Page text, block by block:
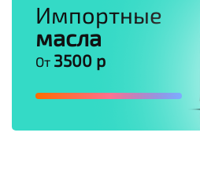
Импортные
масла
От 3500 р